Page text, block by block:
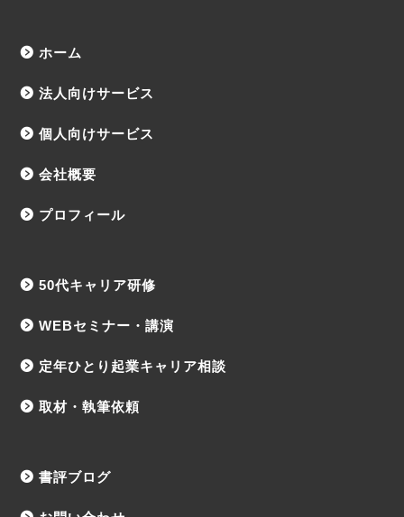
ホーム
法人向けサービス
個人向けサービス
会社概要
プロフィール
50代キャリア研修
WEBセミナー・講演
定年ひとり起業キャリア相談
取材・執筆依頼
書評ブログ